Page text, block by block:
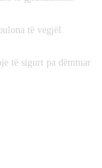
të vegjël.
të sigurt pa dëmtuar